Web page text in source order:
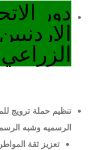
دور
تنظيم حملة ترويج
الرسميه وشبه
تعزيز ثقة